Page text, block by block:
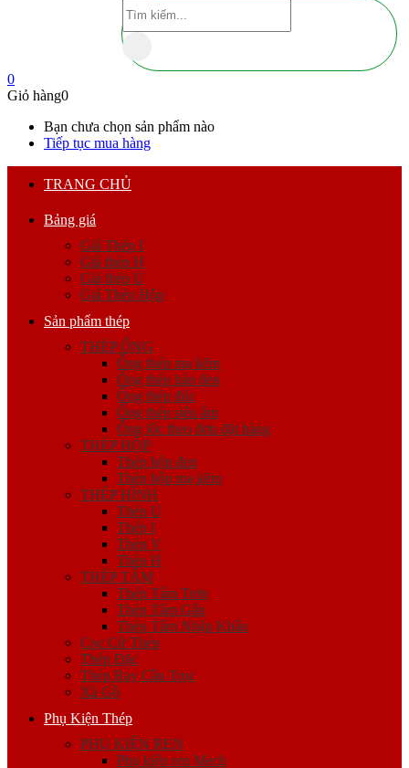
0
Giỏ hàng0
Bạn chưa chọn sản phẩm nào
Tiếp tục mua hàng
TRANG CHỦ
Bảng giá
Giá Thép I
Giá thép H
Giá thép U
Giá Thép Hộp
Sản phẩm thép
THÉP ỐNG
Ống thép mạ kẽm
Ống thép hàn đen
Ống thép đúc
Ống thép siêu âm
Ống lốc theo đơn đặt hàng
THÉP HỘP
Thép hộp đen
Thép hộp mạ kẽm
THÉP HÌNH
Thép U
Thép I
Thép V
Thép H
THÉP TẤM
Thép Tấm Trơn
Thép Tấm Gân
Thép Tấm Nhập Khẩu
Cọc Cừ Thép
Thép Đặc
Thép Ray Cầu Trục
Xà Gồ
Phụ Kiện Thép
PHỤ KIỆN REN
Phụ kiện ren Mech